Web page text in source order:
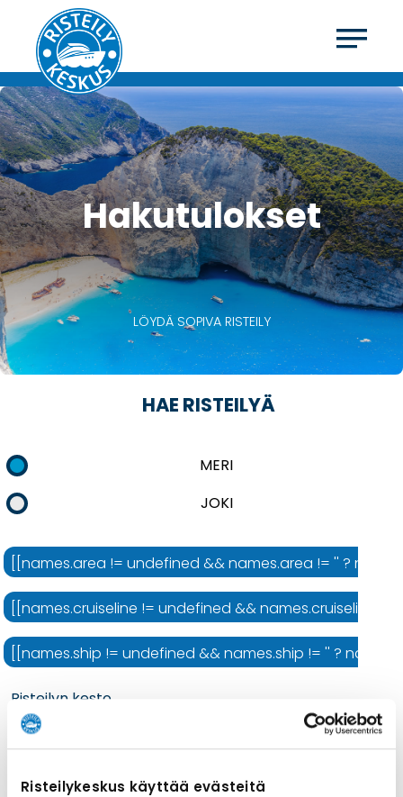
Risteilykeskus käyttää evästeitä
Hakutulokset
LÖYDÄ SOPIVA RISTEILY
HAE RISTEILYÄ
MERI
JOKI
[[names.area != undefined && names.area != '' ?
[[names.cruiseline != undefined && names.cruiseline
[[names.ship != undefined && names.ship != '' ?
Risteilyn kesto